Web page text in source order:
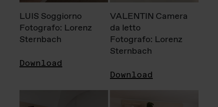
LUIS Soggiorno
Fotografo: Lorenz
Sternbach
Download
VALENTIN Camera
da letto
Fotografo: Lorenz
Sternbach
Download